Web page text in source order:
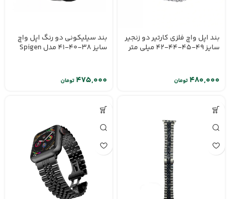
بند اپل واچ فلزی کارتیر دو زنجیر
سایز 49-45-44-42 میلی متر
تومان
بند سیلیکونی دو رنگ اپل واچ
سایز 38-40-41 مدل Spigen
تومان